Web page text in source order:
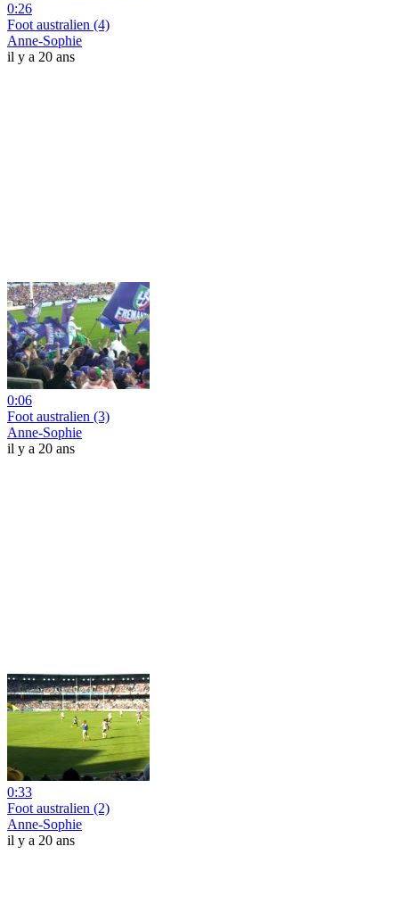
0:26
Foot australien (4)
Anne-Sophie
il y a 20 ans
0:06
Foot australien (3)
Anne-Sophie
il y a 20 ans
0:33
Foot australien (2)
Anne-Sophie
il y a 20 ans